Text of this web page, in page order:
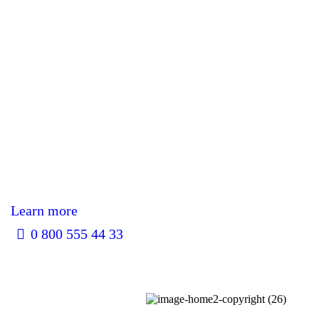
Learn more
0 800 555 44 33